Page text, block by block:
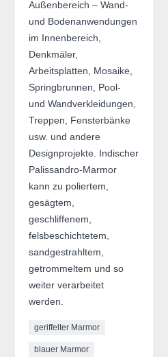
Außenbereich – Wand-
und Bodenanwendungen
im Innenbereich,
Denkmäler,
Arbeitsplatten, Mosaike,
Springbrunnen, Pool-
und Wandverkleidungen,
Treppen, Fensterbänke
usw. und andere
Designprojekte. Indischer
Palissandro-Marmor
kann zu poliertem,
gesägtem,
geschliffenem,
felsbeschichtetem,
sandgestrahltem,
getrommeltem und so
weiter verarbeitet
werden.
geriffelter Marmor
blauer Marmor